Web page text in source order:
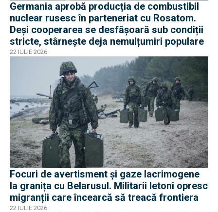
Germania aprobă producția de combustibil
nuclear rusesc în parteneriat cu Rosatom.
Deși cooperarea se desfășoară sub condiții
stricte, stârnește deja nemulțumiri populare
22 IULIE 2026
Focuri de avertisment și gaze lacrimogene
la granița cu Belarusul. Militarii letoni opresc
migranții care încearcă să treacă frontiera
22 IULIE 2026